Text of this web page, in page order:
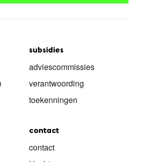
subsidies
adviescommissies
verantwoording
toekenningen
contact
contact